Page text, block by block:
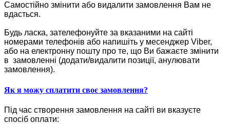
Самостійно змінити або видалити замовлення Вам не
вдасться.
Будь ласка, зателефонуйте за вказаними на сайті
номерами телефонів або напишіть у месенджер Viber,
або на електронну пошту про те, що Ви бажаєте змінити
в замовленні (додати/видалити позиції, анулювати
замовлення).
Як я можу сплатити своє замовлення?
Під час створення замовлення на сайті ви вказуєте
спосіб оплати: